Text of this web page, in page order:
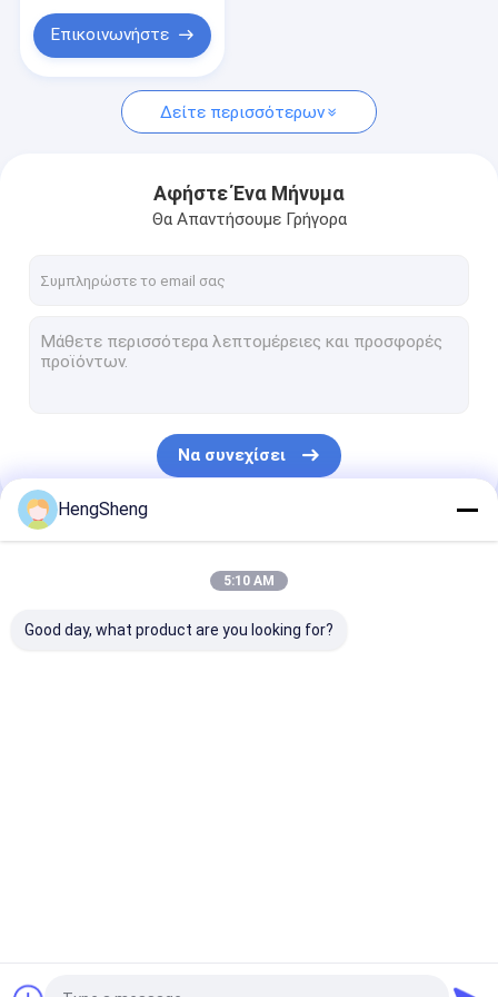
απόβλητα
Επικοινωνήστε
Δείτε περισσότερων
Αφήστε Ένα Μήνυμα
Θα Απαντήσουμε Γρήγορα
Να συνεχίσει
Οι Κατηγορίες Μας
HengSheng
5:10 AM
Good day, what product are you looking for?